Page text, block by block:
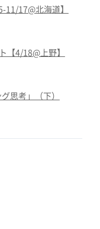
17@北海道】
【4/18@上野】
思考」（下）